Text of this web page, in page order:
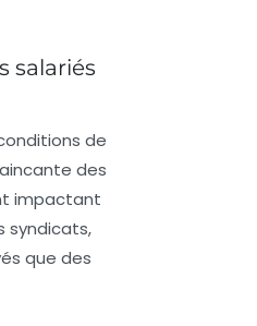
salariés
de
des
impactant
syndicats,
que des